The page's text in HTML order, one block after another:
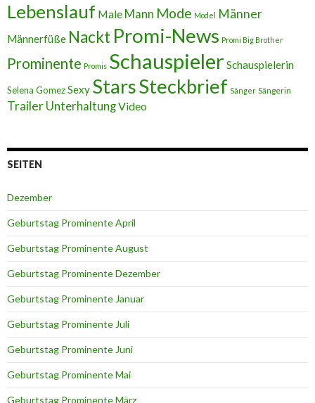
Lebenslauf Male Mann Mode Model Männer
Männerfüße Nackt Promi-News Promi Big Brother
Prominente Promis Schauspieler Schauspielerin
Selena GomezSexy StarsSteckbrief Sänger Sängerin
Trailer UnterhaltungVideo
SEITEN
Dezember
Geburtstag Prominente April
Geburtstag Prominente August
Geburtstag Prominente Dezember
Geburtstag Prominente Januar
Geburtstag Prominente Juli
Geburtstag Prominente Juni
Geburtstag Prominente Mai
Geburtstag Prominente März